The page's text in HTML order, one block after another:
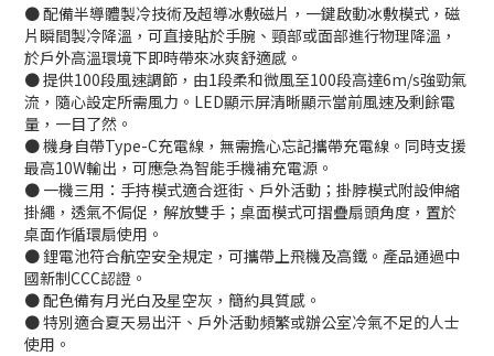
● 配備半導體製冷技術及超導冰敷磁片，一鍵啟動冰敷模式，磁
片瞬間製冷降溫，可直接貼於手腕、頸部或面部進行物理降溫，
於戶外高溫環境下即時帶來冰爽舒適感。
● 提供100段風速調節，由1段柔和微風至100段高達6m/s強勁氣
流，隨心設定所需風力。LED顯示屏清晰顯示當前風速及剩餘電
量，一目了然。
● 機身自帶Type-C充電線，無需擔心忘記攜帶充電線。同時支援
最高10W輸出，可應急為智能手機補充電源。
● 一機三用：手持模式適合逛街、戶外活動；掛脖模式附設伸縮
掛繩，透氣不侷促，解放雙手；桌面模式可摺疊扇頭角度，置於
桌面作循環扇使用。
● 鋰電池符合航空安全規定，可攜帶上飛機及高鐵。產品通過中
國新制CCC認證。
● 配色備有月光白及星空灰，簡約具質感。
● 特別適合夏天易出汗、戶外活動頻繁或辦公室冷氣不足的人士
使用。